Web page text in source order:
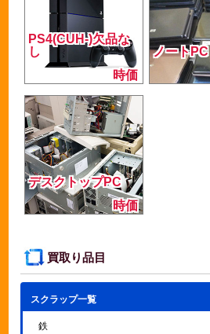
PS4(CUH-)欠品な
し
時価
ノートPC
デスクトップPC
時価
買取り品目
スクラップ一覧
鉄